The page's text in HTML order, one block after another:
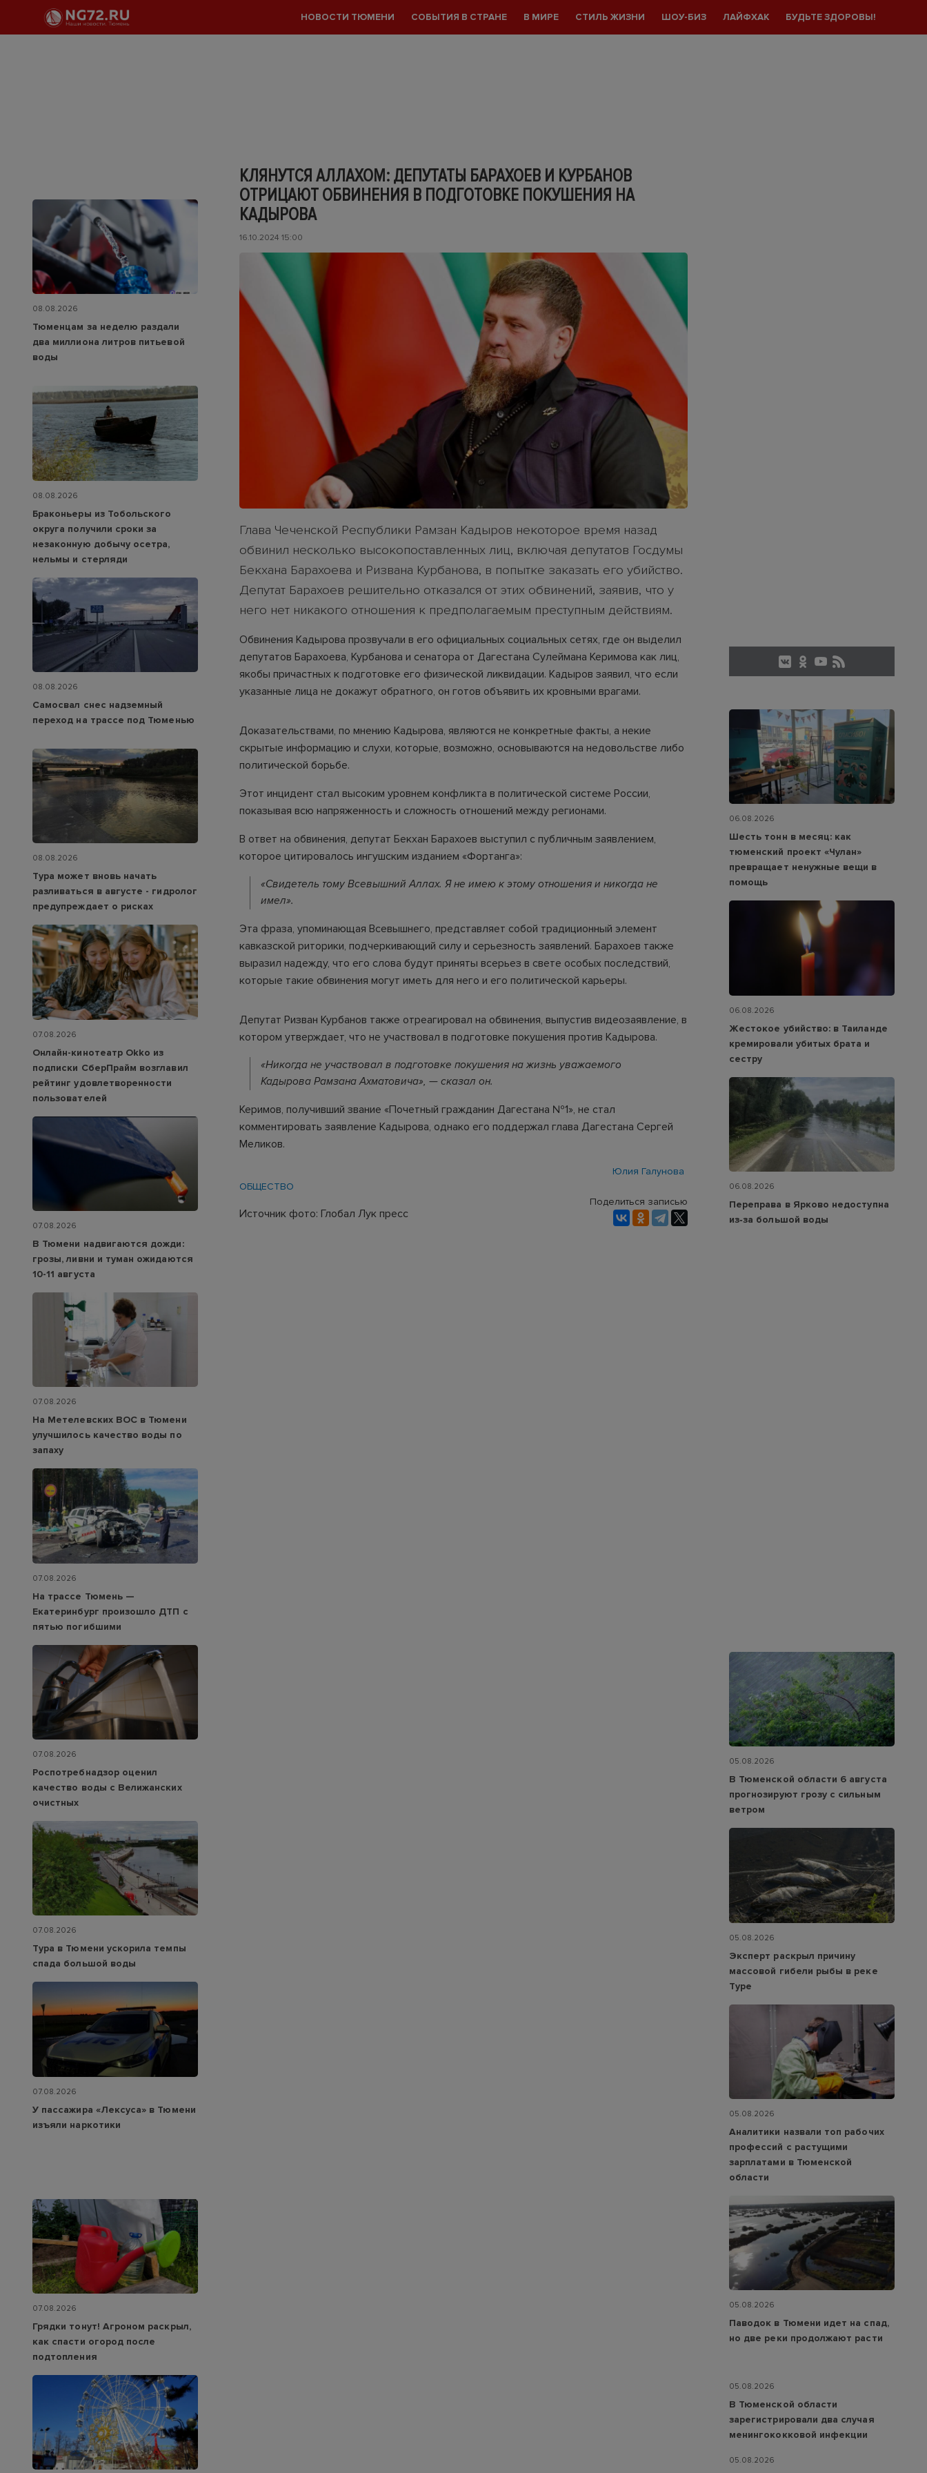
НОВОСТИ ТЮМЕНИ СОБЫТИЯ В СТРАНЕ В МИРЕ СТИЛЬ ЖИЗНИ ШОУ-БИЗ ЛАЙФХАК БУДЬТЕ ЗДОРОВЫ!
КЛЯНУТСЯ АЛЛАХОМ: ДЕПУТАТЫ БАРАХОЕВ И КУРБАНОВ
ОТРИЦАЮТ ОБВИНЕНИЯ В ПОДГОТОВКЕ ПОКУШЕНИЯ НА
КАДЫРОВА
16.10.2024 15:00
Глава Чеченской Республики Рамзан Кадыров некоторое время назад
обвинил несколько высокопоставленных лиц, включая депутатов Госдумы
Бекхана Барахоева и Ризвана Курбанова, в попытке заказать его убийство.
Депутат Барахоев решительно отказался от этих обвинений, заявив, что у
него нет никакого отношения к предполагаемым преступным действиям.
Обвинения Кадырова прозвучали в его официальных социальных сетях, где он выделил
депутатов Барахоева, Курбанова и сенатора от Дагестана Сулеймана Керимова как лиц,
якобы причастных к подготовке его физической ликвидации. Кадыров заявил, что если
указанные лица не докажут обратного, он готов объявить их кровными врагами.
Доказательствами, по мнению Кадырова, являются не конкретные факты, а некие
скрытые информацию и слухи, которые, возможно, основываются на недовольстве либо
политической борьбе.
Этот инцидент стал высоким уровнем конфликта в политической системе России,
показывая всю напряженность и сложность отношений между регионами.
В ответ на обвинения, депутат Бекхан Барахоев выступил с публичным заявлением,
которое цитировалось ингушским изданием «Фортанга»:
«Свидетель тому Всевышний Аллах. Я не имею к этому отношения и никогда не
имел».
Эта фраза, упоминающая Всевышнего, представляет собой традиционный элемент
кавказской риторики, подчеркивающий силу и серьезность заявлений. Барахоев также
выразил надежду, что его слова будут приняты всерьез в свете особых последствий,
которые такие обвинения могут иметь для него и его политической карьеры.
Депутат Ризван Курбанов также отреагировал на обвинения, выпустив видеозаявление, в
котором утверждает, что не участвовал в подготовке покушения против Кадырова.
«Никогда не участвовал в подготовке покушения на жизнь уважаемого
Кадырова Рамзана Ахматовича», — сказал он.
Керимов, получивший звание «Почетный гражданин Дагестана №1», не стал
комментировать заявление Кадырова, однако его поддержал глава Дагестана Сергей
Меликов.
Юлия Галунова
ОБЩЕСТВО
Источник фото: Глобал Лук пресс
Поделиться записью
08.08.2026
Тюменцам за неделю раздали
два миллиона литров питьевой
воды
08.08.2026
Браконьеры из Тобольского
округа получили сроки за
незаконную добычу осетра,
нельмы и стерляди
08.08.2026
Самосвал снес надземный
переход на трассе под Тюменью
08.08.2026
Тура может вновь начать
разливаться в августе - гидролог
предупреждает о рисках
07.08.2026
Онлайн-кинотеатр Okko из
подписки СберПрайм возглавил
рейтинг удовлетворенности
пользователей
07.08.2026
В Тюмени надвигаются дожди:
грозы, ливни и туман ожидаются
10-11 августа
07.08.2026
На Метелевских ВОС в Тюмени
улучшилось качество воды по
запаху
07.08.2026
На трассе Тюмень —
Екатеринбург произошло ДТП с
пятью погибшими
07.08.2026
Роспотребнадзор оценил
качество воды с Велижанских
очистных
07.08.2026
Тура в Тюмени ускорила темпы
спада большой воды
07.08.2026
У пассажира «Лексуса» в Тюмени
изъяли наркотики
07.08.2026
Грядки тонут! Агроном раскрыл,
как спасти огород после
подтопления
06.08.2026
Шесть тонн в месяц: как
тюменский проект «Чулан»
превращает ненужные вещи в
помощь
06.08.2026
Жестокое убийство: в Таиланде
кремировали убитых брата и
сестру
06.08.2026
Переправа в Ярково недоступна
из‑за большой воды
05.08.2026
В Тюменской области 6 августа
прогнозируют грозу с сильным
ветром
05.08.2026
Эксперт раскрыл причину
массовой гибели рыбы в реке
Туре
05.08.2026
Аналитики назвали топ рабочих
профессий с растущими
зарплатами в Тюменской
области
05.08.2026
Паводок в Тюмени идет на спад,
но две реки продолжают расти
05.08.2026
В Тюменской области
зарегистрировали два случая
менингококковой инфекции
05.08.2026